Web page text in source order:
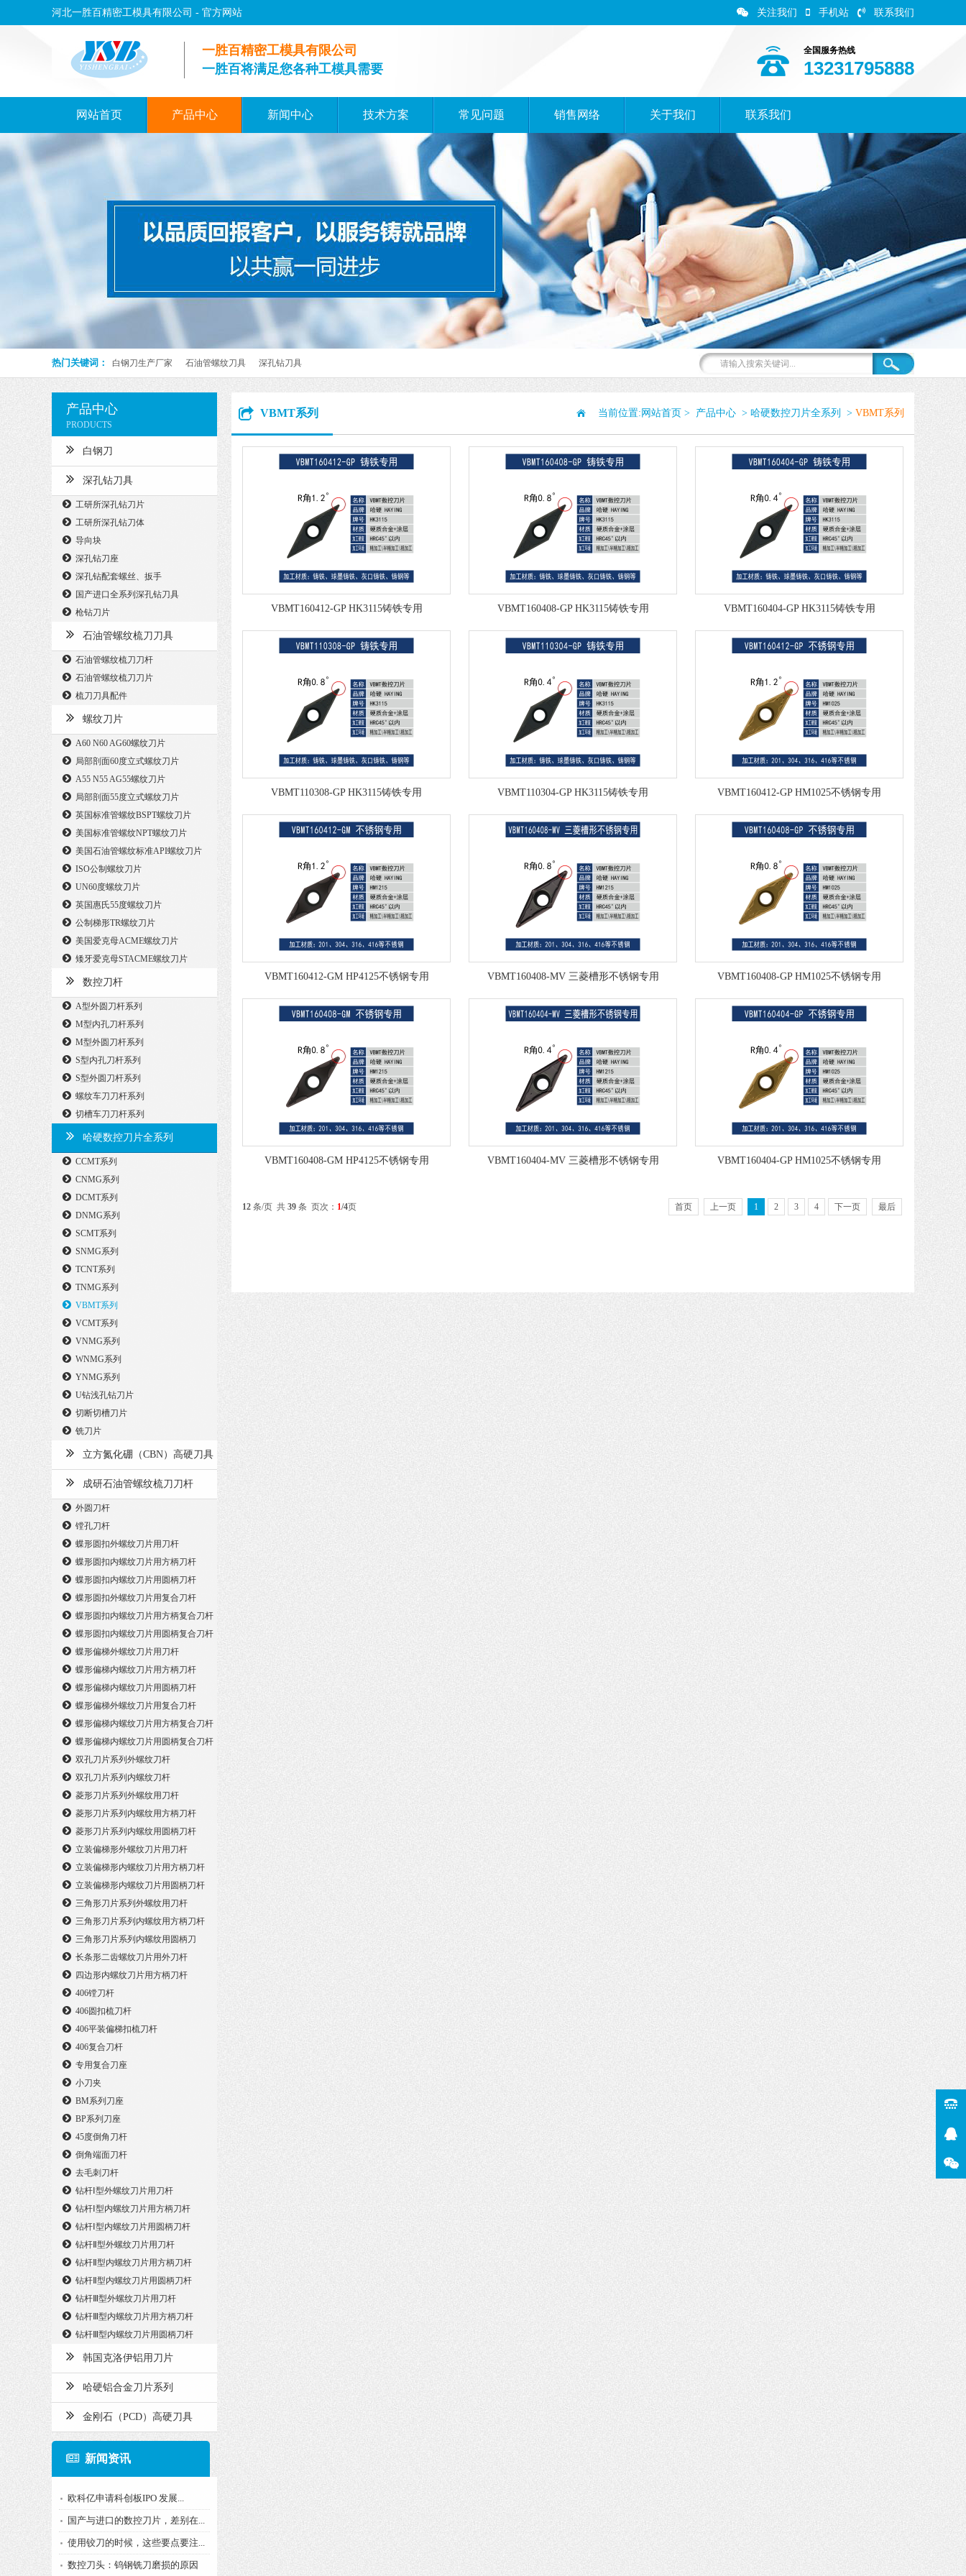
河北一胜百精密工模具有限公司 - 官方网站 关注我们 手机站 联系我们
全国服务热线
13231795888
一胜百精密工模具有限公司
一胜百将满足您各种工模具需要
网站首页 产品中心 新闻中心 技术方案 常见问题 销售网络 关于我们 联系我们
热门关键词： 白钢刀生产厂家 石油管螺纹刀具 深孔钻刀具
产品中心
PRODUCTS
白钢刀
深孔钻刀具
工研所深孔钻刀片
工研所深孔钻刀体
导向块
深孔钻刀座
深孔钻配套螺丝、扳手
国产进口全系列深孔钻刀具
枪钻刀片
石油管螺纹梳刀刀具
石油管螺纹梳刀刀杆
石油管螺纹梳刀刀片
梳刀刀具配件
螺纹刀片
A60 N60 AG60螺纹刀片
局部剖面60度立式螺纹刀片
A55 N55 AG55螺纹刀片
局部剖面55度立式螺纹刀片
英国标准管螺纹BSPT螺纹刀片
美国标准管螺纹NPT螺纹刀片
美国石油管螺纹标准API螺纹刀片
ISO公制螺纹刀片
UN60度螺纹刀片
英国惠氏55度螺纹刀片
公制梯形TR螺纹刀片
美国爱克母ACME螺纹刀片
矮牙爱克母STACME螺纹刀片
数控刀杆
A型外圆刀杆系列
M型内孔刀杆系列
M型外圆刀杆系列
S型内孔刀杆系列
S型外圆刀杆系列
螺纹车刀刀杆系列
切槽车刀刀杆系列
哈硬数控刀片全系列
CCMT系列
CNMG系列
DCMT系列
DNMG系列
SCMT系列
SNMG系列
TCNT系列
TNMG系列
VBMT系列
VCMT系列
VNMG系列
WNMG系列
YNMG系列
U钻浅孔钻刀片
切断切槽刀片
铣刀片
立方氮化硼（CBN）高硬刀具
成研石油管螺纹梳刀刀杆
外圆刀杆
镗孔刀杆
蝶形圆扣外螺纹刀片用刀杆
蝶形圆扣内螺纹刀片用方柄刀杆
蝶形圆扣内螺纹刀片用圆柄刀杆
蝶形圆扣外螺纹刀片用复合刀杆
蝶形圆扣内螺纹刀片用方柄复合刀杆
蝶形圆扣内螺纹刀片用圆柄复合刀杆
蝶形偏梯外螺纹刀片用刀杆
蝶形偏梯内螺纹刀片用方柄刀杆
蝶形偏梯内螺纹刀片用圆柄刀杆
蝶形偏梯外螺纹刀片用复合刀杆
蝶形偏梯内螺纹刀片用方柄复合刀杆
蝶形偏梯内螺纹刀片用圆柄复合刀杆
双孔刀片系列外螺纹刀杆
双孔刀片系列内螺纹刀杆
菱形刀片系列外螺纹用刀杆
菱形刀片系列内螺纹用方柄刀杆
菱形刀片系列内螺纹用圆柄刀杆
立装偏梯形外螺纹刀片用刀杆
立装偏梯形内螺纹刀片用方柄刀杆
立装偏梯形内螺纹刀片用圆柄刀杆
三角形刀片系列外螺纹用刀杆
三角形刀片系列内螺纹用方柄刀杆
三角形刀片系列内螺纹用圆柄刀
长条形二齿螺纹刀片用外刀杆
四边形内螺纹刀片用方柄刀杆
406镗刀杆
406圆扣梳刀杆
406平装偏梯扣梳刀杆
406复合刀杆
专用复合刀座
小刀夹
BM系列刀座
BP系列刀座
45度倒角刀杆
倒角端面刀杆
去毛刺刀杆
钻杆Ⅰ型外螺纹刀片用刀杆
钻杆Ⅰ型内螺纹刀片用方柄刀杆
钻杆Ⅰ型内螺纹刀片用圆柄刀杆
钻杆Ⅱ型外螺纹刀片用刀杆
钻杆Ⅱ型内螺纹刀片用方柄刀杆
钻杆Ⅱ型内螺纹刀片用圆柄刀杆
钻杆Ⅲ型外螺纹刀片用刀杆
钻杆Ⅲ型内螺纹刀片用方柄刀杆
钻杆Ⅲ型内螺纹刀片用圆柄刀杆
韩国克洛伊铝用刀片
哈硬铝合金刀片系列
金刚石（PCD）高硬刀具
新闻资讯
欧科亿申请科创板IPO 发展...
国产与进口的数控刀片，差别在...
使用铰刀的时候，这些要点要注...
数控刀头：钨钢铣刀磨损的原因
VBMT系列 当前位置: 网站首页 > 产品中心 > 哈硬数控刀片全系列 > VBMT系列
VBMT160412-GP HK3115铸铁专用 VBMT160408-GP HK3115铸铁专用 VBMT160404-GP HK3115铸铁专用
VBMT110308-GP HK3115铸铁专用 VBMT110304-GP HK3115铸铁专用 VBMT160412-GP HM1025不锈钢专用
VBMT160412-GM HP4125不锈钢专用 VBMT160408-MV 三菱槽形不锈钢专用 VBMT160408-GP HM1025不锈钢专用
VBMT160408-GM HP4125不锈钢专用 VBMT160404-MV 三菱槽形不锈钢专用 VBMT160404-GP HM1025不锈钢专用
12 条/页 共 39 条 页次： 1/4页 首页 上一页 1 2 3 4 下一页 最后